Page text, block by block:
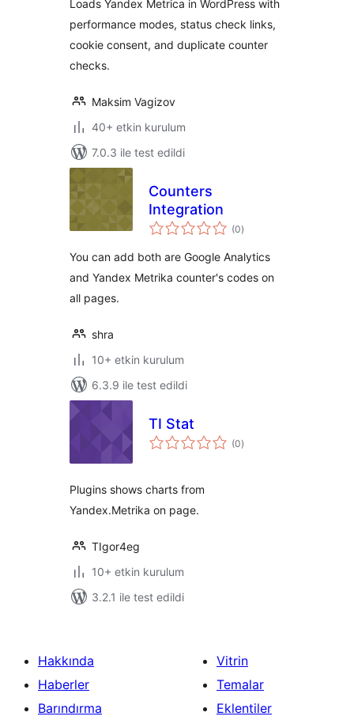
Loads Yandex Metrica in WordPress with
performance modes, status check links,
cookie consent, and duplicate counter
checks.
Maksim Vagizov
40+ etkin kurulum
7.0.3 ile test edildi
Counters
Integration
(0toplam
puan
)
You can add both are Google Analytics
and Yandex Metrika counter's codes on
all pages.
shra
10+ etkin kurulum
6.3.9 ile test edildi
TI Stat
(0toplam
puan
)
Plugins shows charts from
Yandex.Metrika on page.
TIgor4eg
10+ etkin kurulum
3.2.1 ile test edildi
Hakkında
Haberler
Barındırma
Vitrin
Temalar
Eklentiler